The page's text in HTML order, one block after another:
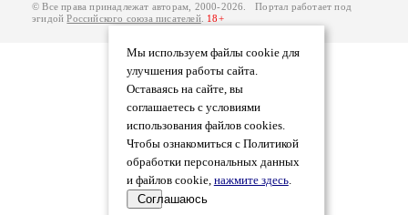
Мы используем файлы cookie для
улучшения работы сайта.
Оставаясь на сайте, вы
соглашаетесь с условиями
использования файлов cookies.
Чтобы ознакомиться с Политикой
обработки персональных данных
и файлов cookie, нажмите здесь.
Соглашаюсь
© Все права принадлежат авторам, 2000-2026. Портал работает под
эгидойРоссийского союза писателей. 18+